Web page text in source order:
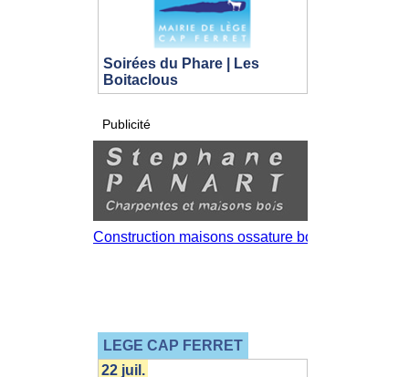
Soirées du Phare | Les
Boitaclous
Publicité
LEGE CAP FERRET
22 juil.